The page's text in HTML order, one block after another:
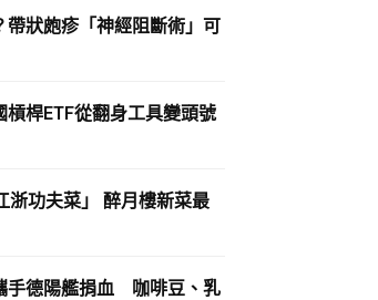
帶狀皰疹「神經阻斷術」可
槓桿ETF從翻身工具變頭號
浙功夫菜」 醉月樓新菜最
手德陽艦捐血 咖啡豆、乳